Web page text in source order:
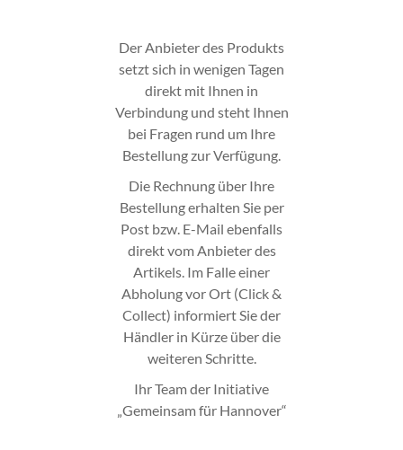
Der Anbieter des Produkts
setzt sich in wenigen Tagen
direkt mit Ihnen in
Verbindung und steht Ihnen
bei Fragen rund um Ihre
Bestellung zur Verfügung.
Die Rechnung über Ihre
Bestellung erhalten Sie per
Post bzw. E-Mail ebenfalls
direkt vom Anbieter des
Artikels. Im Falle einer
Abholung vor Ort (Click &
Collect) informiert Sie der
Händler in Kürze über die
weiteren Schritte.
Ihr Team der Initiative
„Gemeinsam für Hannover“